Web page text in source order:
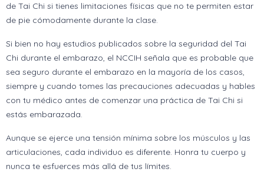
de Tai Chi si tienes limitaciones físicas que no te permiten estar
de pie cómodamente durante la clase.
Si bien no hay estudios publicados sobre la seguridad del Tai
Chi durante el embarazo, el NCCIH señala que es probable que
sea seguro durante el embarazo en la mayoría de los casos,
siempre y cuando tomes las precauciones adecuadas y hables
con tu médico antes de comenzar una práctica de Tai Chi si
estás embarazada.
Aunque se ejerce una tensión mínima sobre los músculos y las
articulaciones, cada individuo es diferente. Honra tu cuerpo y
nunca te esfuerces más allá de tus límites.